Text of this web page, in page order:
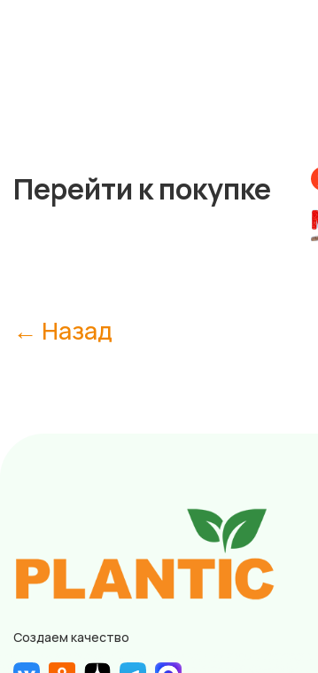
Перейти к покупке
← Назад
Создаем качество